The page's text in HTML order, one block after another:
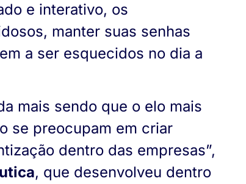
e interativo, os
manter suas senhas
a ser esquecidos no dia a
mais sendo que o elo mais
se preocupam em criar
dentro das empresas”,
, que desenvolveu dentro